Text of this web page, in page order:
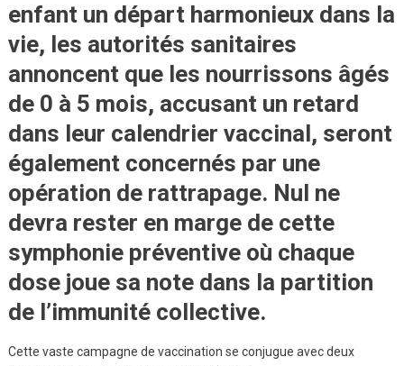
enfant un départ harmonieux dans la
vie, les autorités sanitaires
annoncent que les nourrissons âgés
de 0 à 5 mois, accusant un retard
dans leur calendrier vaccinal, seront
également concernés par une
opération de rattrapage. Nul ne
devra rester en marge de cette
symphonie préventive où chaque
dose joue sa note dans la partition
de l’immunité collective.
Cette vaste campagne de vaccination se conjugue avec deux